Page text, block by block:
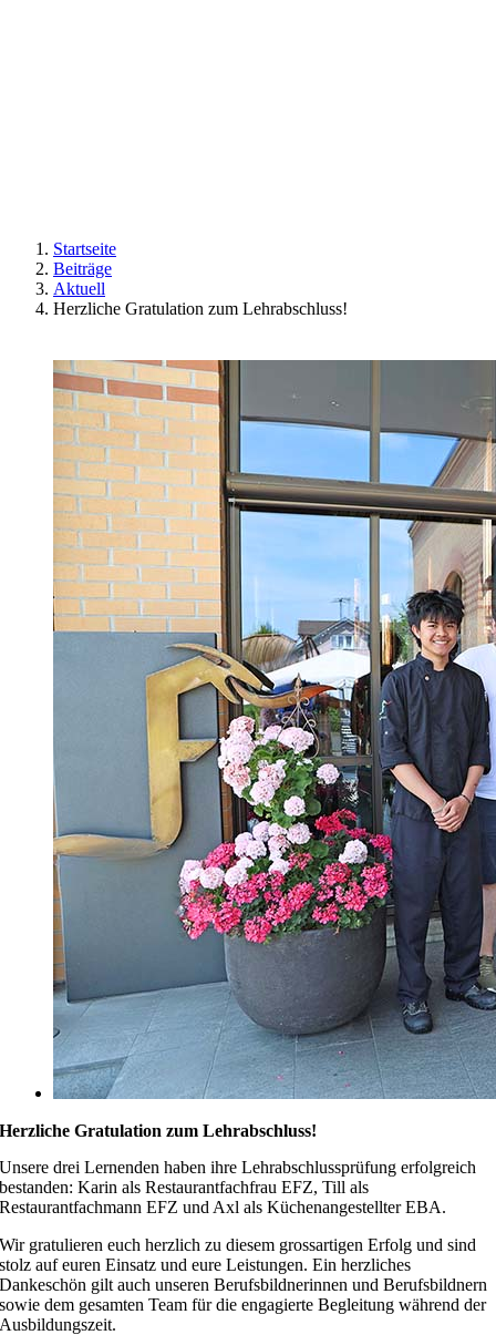
Startseite
Beiträge
Aktuell
Herzliche Gratulation zum Lehrabschluss!
Zeige
grösseres
Bild
Herzliche Gratulation zum Lehrabschluss!
Unsere drei Lernenden haben ihre Lehrabschlussprüfung erfolgreich
bestanden: Karin als Restaurantfachfrau EFZ, Till als
Restaurantfachmann EFZ und Axl als Küchenangestellter EBA.
Wir gratulieren euch herzlich zu diesem grossartigen Erfolg und sind
stolz auf euren Einsatz und eure Leistungen. Ein herzliches
Dankeschön gilt auch unseren Berufsbildnerinnen und Berufsbildnern
sowie dem gesamten Team für die engagierte Begleitung während der
Ausbildungszeit.